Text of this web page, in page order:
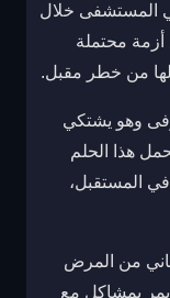
المستشفى خلال
أزمة محتملة
من خطر مقبل.
وهو يشتكي
هذا الحلم
في المستقبل،
من المرض
بمشاكل مع